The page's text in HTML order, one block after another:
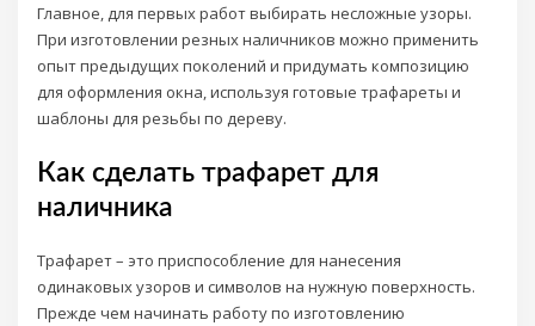
Главное, для первых работ выбирать несложные узоры.
При изготовлении резных наличников можно применить
опыт предыдущих поколений и придумать композицию
для оформления окна, используя готовые трафареты и
шаблоны для резьбы по дереву.
Как сделать трафарет для
наличника
Трафарет – это приспособление для нанесения
одинаковых узоров и символов на нужную поверхность.
Прежде чем начинать работу по изготовлению